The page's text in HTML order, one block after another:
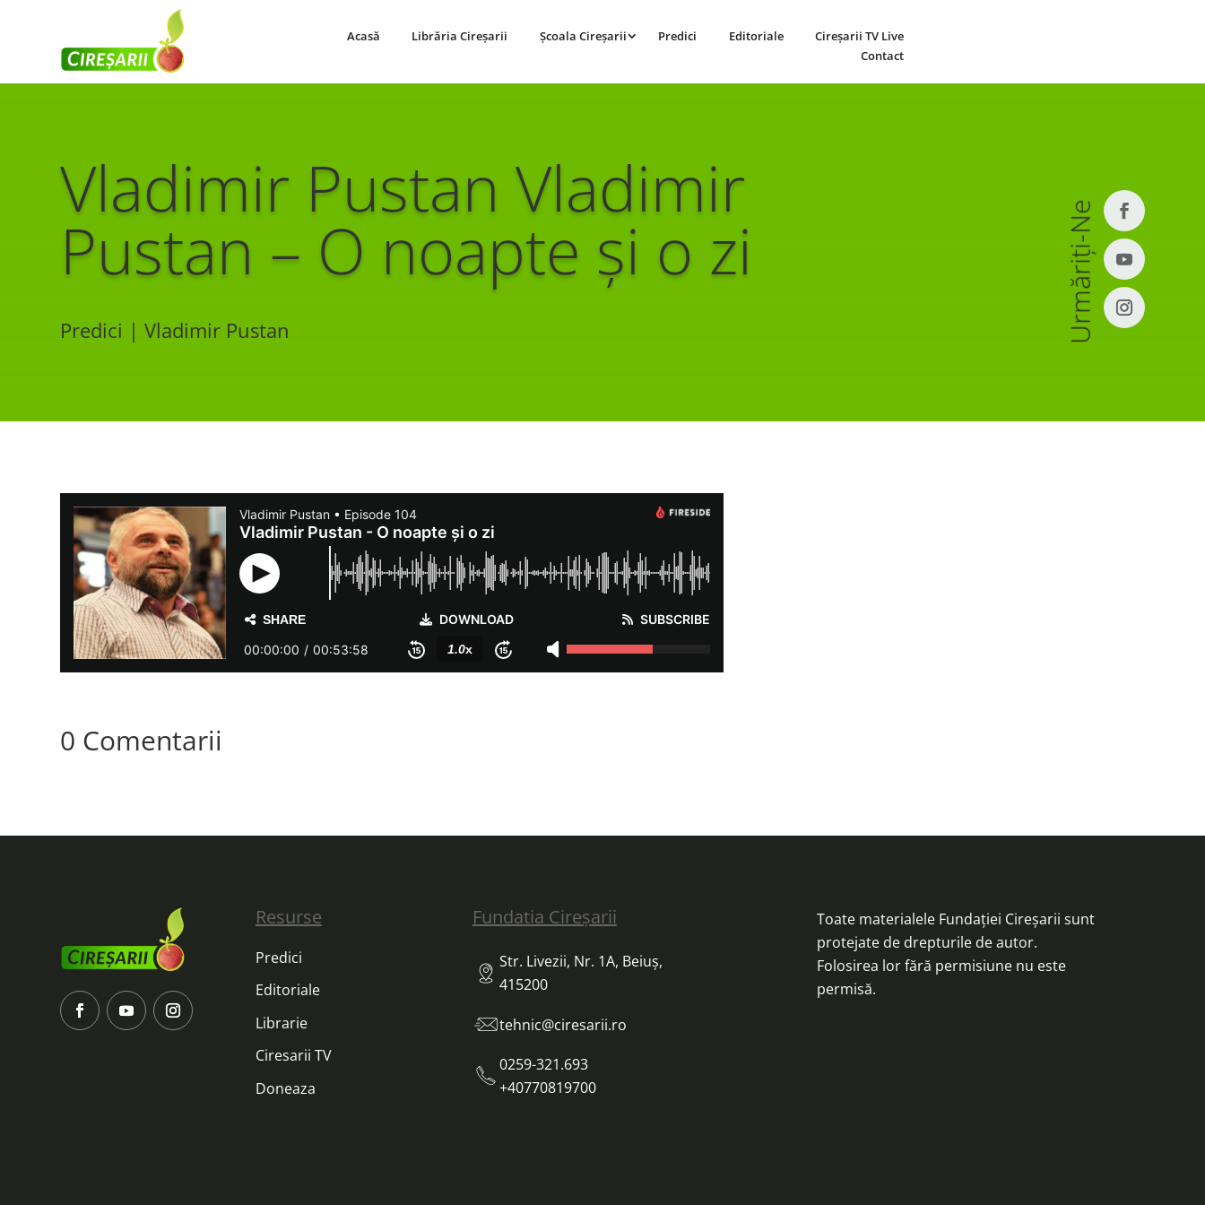
Acasă Librăria Cireșarii Școala Cireșarii Predici Editoriale
Cireșarii TV Live
Contact
Vladimir Pustan Vladimir
Pustan – O noapte și o zi
Predici | Vladimir Pustan Urmăriți-Ne
0 Comentarii
Resurse
Predici
Editoriale
Librarie
Ciresarii TV
Doneaza
Fundatia Cireșarii
Str. Livezii, Nr. 1A, Beiuș,
415200
tehnic@ciresarii.ro
0259-321.693
+40770819700
Toate materialele Fundației Cireșarii sunt
protejate de drepturile de autor.
Folosirea lor fără permisiune nu este
permisă.